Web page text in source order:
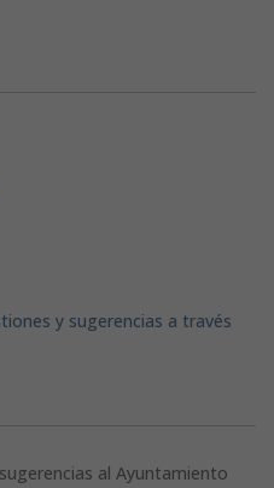
y sugerencias a través
al Ayuntamiento